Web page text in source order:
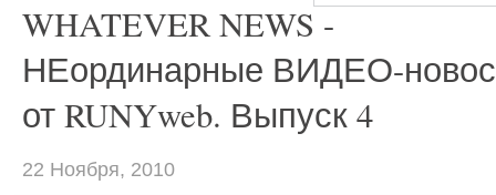
WHATEVER NEWS -
НЕординарные ВИДЕО-
от RUNYweb. Выпуск 4
22 Ноября, 2010